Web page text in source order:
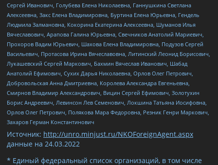
Сергей Иванович, Голубева Елена Николаевна, Ганнушкина Светлана
Алексеевна, Закс Елена Владимировна, Буртина Елена Юрьевна, Гендель
Людмила Залмановна, Кокорина Екатерина Алексеевна, Шуманов Илья
Вячеславович, Арапова Галина Юрьевна, Свечников Анатолий Мариевич,
Прохоров Вадим Юрьевич, Шахова Елена Владимировна, Подузов Сергей
Васильевич, Протасова Ирина Вячеславовна, Литинский Леонид Борисович,
Лукашевский Сергей Маркович, Бахмин Вячеслав Иванович, Шабад
Анатолий Ефимович, Сухих Дарья Николаевна, Орлов Олег Петрович,
Добровольская Анна Дмитриевна, Королева Александра Евгеньевна,
Смирнов Владимир Александрович, Вицин Сергей Ефимович, Золотухин
Борис Андреевич, Левинсон Лев Семенович, Локшина Татьяна Иосифовна,
Орлов Олег Петрович, Полякова Мара Федоровна, Резник Генри Маркович,
Захаров Герман Константинович
Источник: http://unro.minjust.ru/NKOForeignAgent.aspx
данные на 24.03.2022
* Единый федеральный список организаций, в том числе